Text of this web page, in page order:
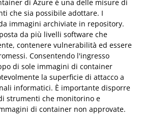
di Azure è una delle misure di
che sia possibile adottare. I
immagini archiviate in repository.
da più livelli software che
contenere vulnerabilità ed essere
Consentendo l'ingresso
di sole immagini di container
la superficie di attacco a
informatici. È importante disporre
strumenti che monitorino e
di container non approvate.